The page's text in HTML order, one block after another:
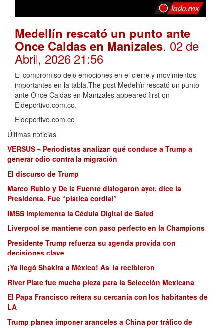
Medellín rescató un punto ante
Once Caldas en Manizales. 02 de
Abril, 2026 21:56
El compromiso dejó emociones en el cierre y movimientos
importantes en la tabla.The post Medellín rescató un punto
ante Once Caldas en Manizales appeared first on
Eldeportivo.com.co.
Eldeportivo.com.co
Últimas noticias
VERSUS ¬ Periodistas analizan qué conduce a Trump a
generar odio contra la migración
El discurso de Trump
Marco Rubio y De la Fuente dialogaron ayer, dice la
Presidenta. Fue “plática cordial”
IMSS implementa la Cédula Digital de Salud
Liverpool se mantiene con paso perfecto en la Champions
Presidente Trump refuerza su agenda provida con
decisiones clave
¡Ya llegó Shakira a México! Así la recibieron
River Plate fue mucha pieza para la Selección Mexicana
El Papa Francisco reitera su cercanía con los habitantes de
LA
Trump planea imponer aranceles a China por tráfico de